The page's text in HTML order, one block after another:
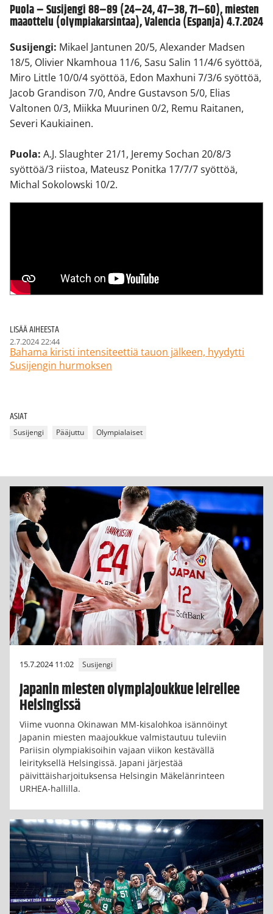
Puola – Susijengi 88–89 (24–24, 47–38, 71–60), miesten
maaottelu (olympiakarsintaa), Valencia (Espanja) 4.7.2024
Susijengi: Mikael Jantunen 20/5, Alexander Madsen
18/5, Olivier Nkamhoua 11/6, Sasu Salin 11/4/6 syöttöä,
Miro Little 10/0/4 syöttöä, Edon Maxhuni 7/3/6 syöttöä,
Jacob Grandison 7/0, Andre Gustavson 5/0, Elias
Valtonen 0/3, Miikka Muurinen 0/2, Remu Raitanen,
Severi Kaukiainen.
Puola: A.J. Slaughter 21/1, Jeremy Sochan 20/8/3
syöttöä/3 riistoa, Mateusz Ponitka 17/7/7 syöttöä,
Michal Sokolowski 10/2.
LISÄÄ AIHEESTA
2.7.2024 22:44
Bahama kiristi intensiteettiä tauon jälkeen, hyydytti
Susijengin hurmoksen
ASIAT
Susijengi Pääjuttu Olympialaiset
15.7.2024 11:02 Susijengi
Japanin miesten olympiajoukkue leireilee
Helsingissä
Viime vuonna Okinawan MM-kisalohkoa isännöinyt
Japanin miesten maajoukkue valmistautuu tuleviin
Pariisin olympiakisoihin vajaan viikon kestävällä
leirityksellä Helsingissä. Japani järjestää
päivittäisharjoituksensa Helsingin Mäkelänrinteen
URHEA-hallilla.